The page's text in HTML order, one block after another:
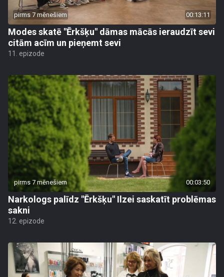
pirms 7 mēnešiem 00:13:11
Modes skatē "Ērkšķu" dāmas mācās ieraudzīt sevi
citām acīm un pieņemt sevi
11. epizode
pirms 7 mēnešiem 00:03:50
Narkologs palīdz "Ērkšķu" Ilzei saskatīt problēmas
sakni
12. epizode